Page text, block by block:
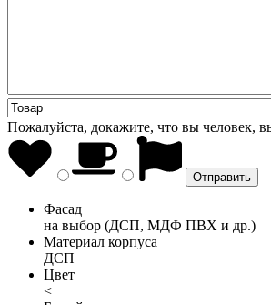
Пожалуйста, докажите, что вы человек,
Фасад
на выбор (ДСП, МДФ ПВХ и др.)
Материал корпуса
ДСП
Цвет
<